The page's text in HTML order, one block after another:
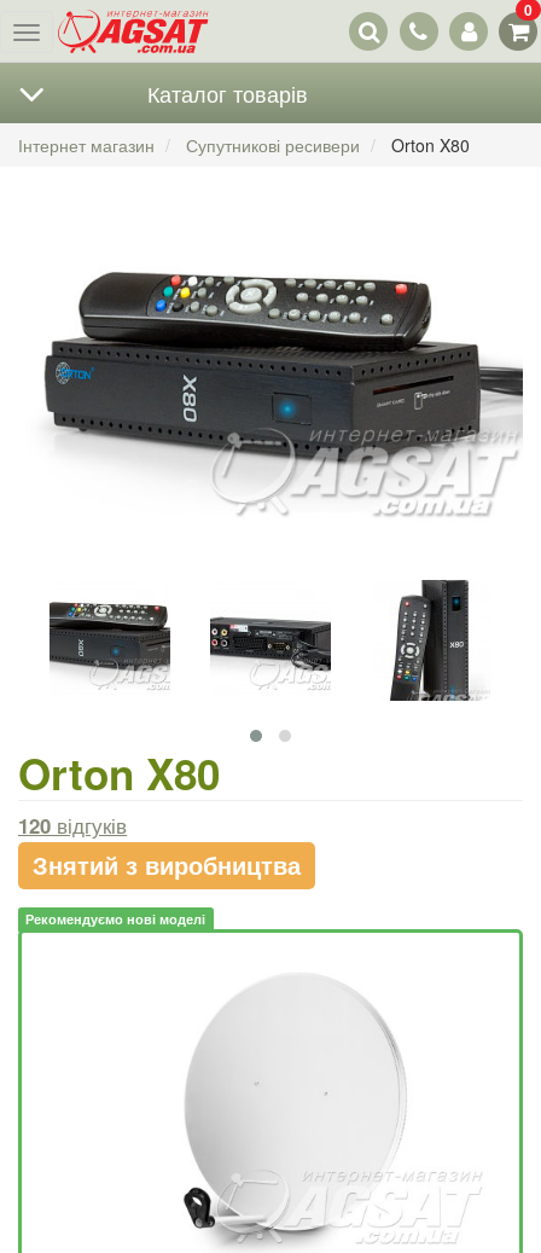
Меню
Наші
контакти
0
Каталог товарів
Інтернет магазин Супутникові ресивери Orton X80
Orton X80
120 відгуків
Знятий з виробництва
Рекомендуємо нові моделі